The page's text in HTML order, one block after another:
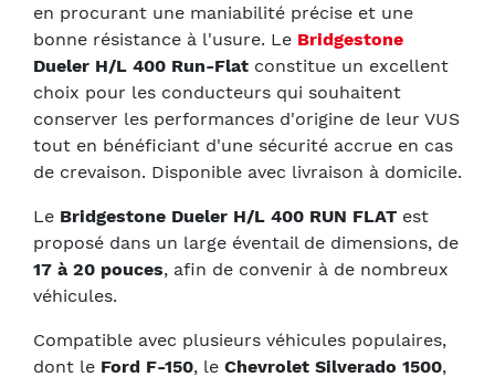
en procurant une maniabilité précise et une
bonne résistance à l'usure. Le Bridgestone
Dueler H/L 400 Run-Flat constitue un excellent
choix pour les conducteurs qui souhaitent
conserver les performances d'origine de leur VUS
tout en bénéficiant d'une sécurité accrue en cas
de crevaison. Disponible avec livraison à domicile.
Le Bridgestone Dueler H/L 400 RUN FLAT est
proposé dans un large éventail de dimensions, de
17 à 20 pouces, afin de convenir à de nombreux
véhicules.
Compatible avec plusieurs véhicules populaires,
dont le Ford F-150, le Chevrolet Silverado 1500,